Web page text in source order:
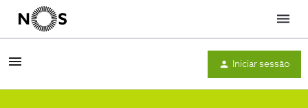
Menu
Iniciar sessão